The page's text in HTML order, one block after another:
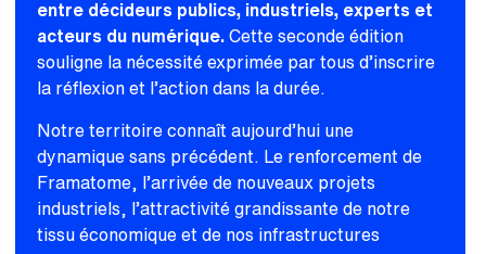
entre décideurs publics, industriels, experts et
acteurs du numérique. Cette seconde édition
souligne la nécessité exprimée par tous d’inscrire
la réflexion et l’action dans la durée.
Notre territoire connaît aujourd’hui une
dynamique sans précédent. Le renforcement de
Framatome, l’arrivée de nouveaux projets
industriels, l’attractivité grandissante de notre
tissu économique et de nos infrastructures